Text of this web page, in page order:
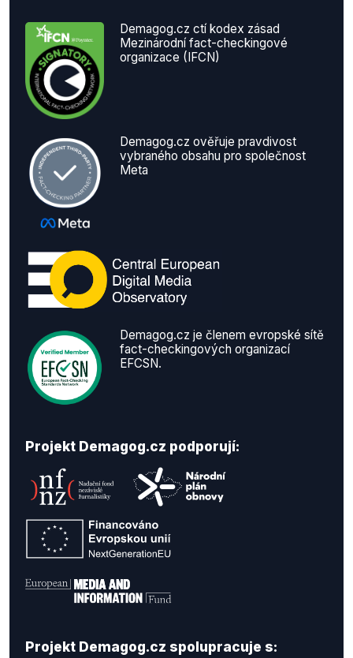
Demagog.cz ctí kodex zásad
Mezinárodní fact-checkingové
organizace (IFCN)
Demagog.cz ověřuje pravdivost
vybraného obsahu pro společnost
Meta
Demagog.cz je členem evropské sítě
fact-checkingových organizací
EFCSN.
Projekt Demagog.cz podporují:
Projekt Demagog.cz spolupracuje s: